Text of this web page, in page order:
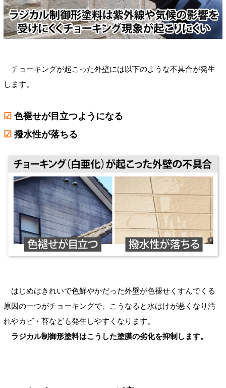
チョーキングが起こった外壁には以下のような不具合が発生
します。
☑ 色褪せが目立つようになる
☑ 撥水性が落ちる
はじめはきれいで色鮮やかだった外壁が色褪せくすんでくる
原因の一つがチョーキングで、こうなると水はけが悪くなり汚
れやカビ・苔なども発生しやすくなります。
ラジカル制御形塗料はこうした塗膜の劣化を抑制します。